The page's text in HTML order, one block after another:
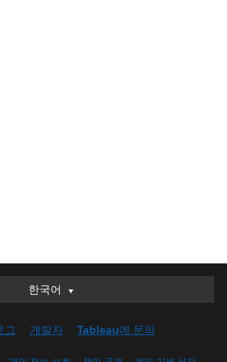
한국어
한국어
English (UK)
그 개발자 Tableau에 문의